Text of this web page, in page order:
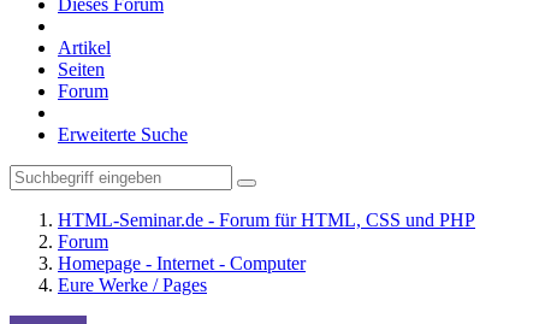
Dieses Forum
Artikel
Seiten
Forum
Erweiterte Suche
HTML-Seminar.de - Forum für HTML, CSS und PHP
Forum
Homepage - Internet - Computer
Eure Werke / Pages